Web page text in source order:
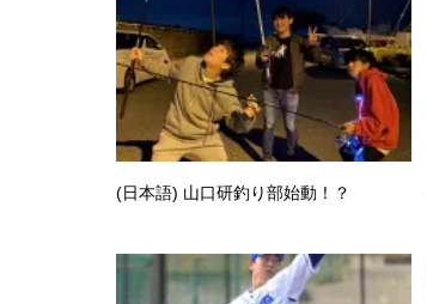
(日本語) 山口研釣り部始動！？